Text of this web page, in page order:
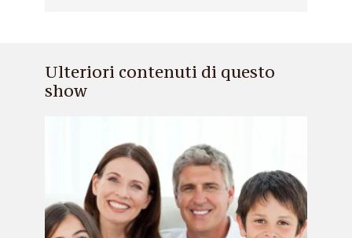
Ulteriori contenuti di questo
show